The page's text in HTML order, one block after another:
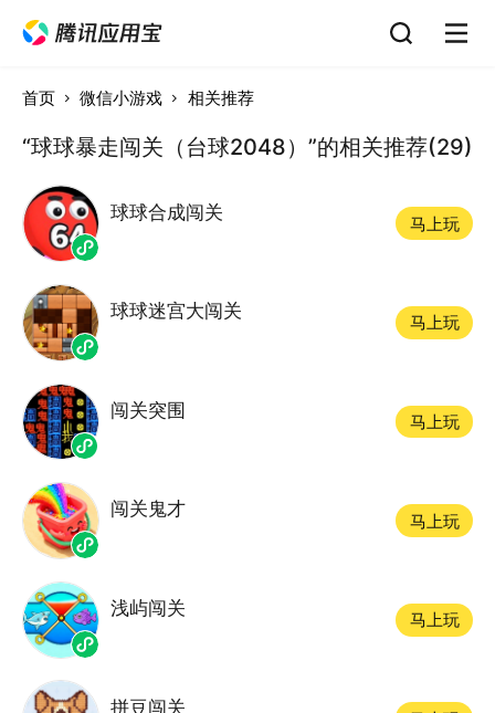
首页 微信小游戏 相关推荐
“球球暴走闯关（台球2048）”的相关推荐(29)
球球合成闯关
马上玩
球球迷宫大闯关
马上玩
闯关突围
马上玩
闯关鬼才
马上玩
浅屿闯关
马上玩
拼豆闯关